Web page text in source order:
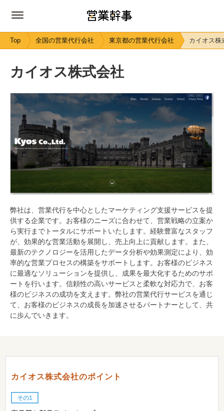
Top 全国の営業代行会社 東京都の営業代行会社 カイオス株
カイオス株式会社
弊社は、営業代行を中心としたマーケティング支援サービスを提
供する企業です。お客様のニーズに合わせて、営業戦略の立案か
ら実行までトータルにサポートいたします。経験豊富なスタッフ
が、効果的な営業活動を展開し、売上向上に貢献します。また、
最新のテクノロジーを活用したデータ分析や効果測定により、効
率的な営業プロセスの構築をサポートします。お客様のビジネス
に最適なソリューションを提供し、成果を最大化するためのサポ
ートを行います。信頼性の高いサービスと柔軟な対応力で、お客
様のビジネスの成功を支えます。弊社の営業代行サービスを通じ
て、お客様のビジネスの成長を加速させるパートナーとして、共
に歩んでいきます。
カイオス株式会社のポイント
その1